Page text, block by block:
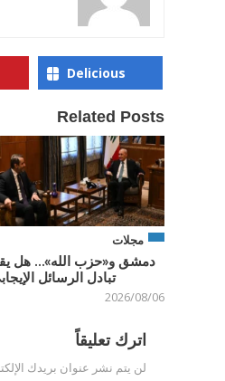
Delicious
Related Posts
مجلات
دمشق و«حزب الله»… هل
تبادل الرسائل
2026/08/06
اترك تعليقاً
لن يتم نشر عنوان بريدك